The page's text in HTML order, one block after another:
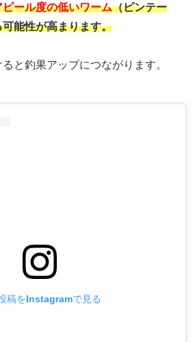
ピール度の低いワーム（ピンテー
能性が高まります。
と釣果アップにつながります。
稿をInstagramで見る